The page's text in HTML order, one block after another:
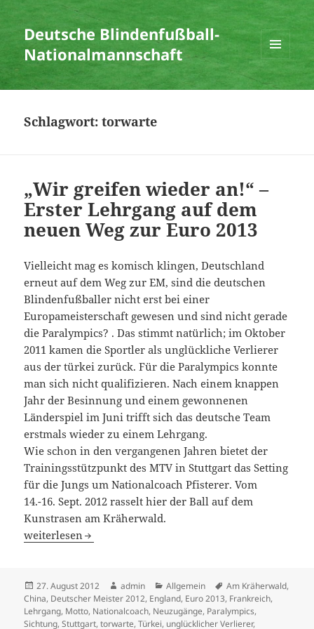
Deutsche Blindenfußball-
Nationalmannschaft
MENÜ
UND
WIDGETS
Schlagwort:torwarte
„Wir greifen wieder an!“ –
Erster Lehrgang auf dem
neuen Weg zur Euro 2013
Vielleicht mag es komisch klingen, Deutschland
erneut auf dem Weg zur EM, sind die deutschen
Blindenfußballer nicht erst bei einer
Europameisterschaft gewesen und sind nicht gerade
die Paralympics? . Das stimmt natürlich; im Oktober
2011 kamen die Sportler als unglückliche Verlierer
aus der türkei zurück. Für die Paralympics konnte
man sich nicht qualifizieren. Nach einem knappen
Jahr der Besinnung und einem gewonnenen
Länderspiel im Juni trifft sich das deutsche Team
erstmals wieder zu einem Lehrgang.
Wie schon in den vergangenen Jahren bietet der
Trainingsstützpunkt des MTV in Stuttgart das Setting
für die Jungs um Nationalcoach Pfisterer. Vom
14.-16. Sept. 2012 rasselt hier der Ball auf dem
Kunstrasen am Kräherwald.
„Wir greifen wieder an!“ – Erster Lehrgang auf dem
weiterlesen
Veröffentlicht
am
27. August 2012 Autor
admin Kategorien
Allgemein Schlagwörter
Am Kräherwald,
China, Deutscher Meister 2012, England, Euro 2013, Frankreich,
Lehrgang, Motto, Nationalcoach, Neuzugänge, Paralympics,
Sichtung,Stuttgart,torwarte,Türkei, unglücklicher Verlierer,